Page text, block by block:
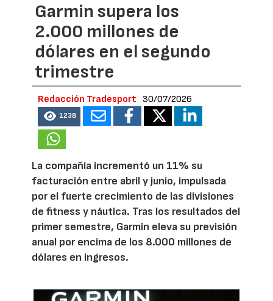
Garmin supera los
2.000 millones de
dólares en el segundo
trimestre
Redacción Tradesport 30/07/2026
1238
La compañía incrementó un 11% su
facturación entre abril y junio, impulsada
por el fuerte crecimiento de las divisiones
de fitness y náutica. Tras los resultados del
primer semestre, Garmin eleva su previsión
anual por encima de los 8.000 millones de
dólares en ingresos.